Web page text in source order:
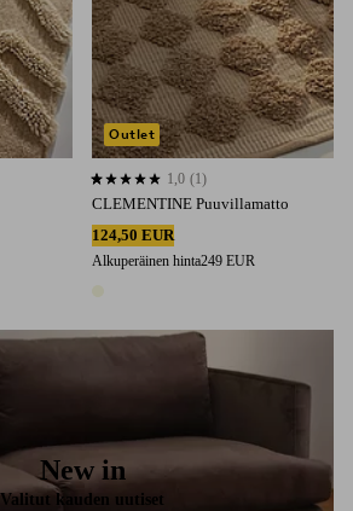
CLEMENTINE Puuvillamatto
124,50 EUR
Alkuperäinen hinta249 EUR
1,0 perustuen 1 arvosanaan
1,0 (1)
Outlet
New in
Valitut kauden uutiset